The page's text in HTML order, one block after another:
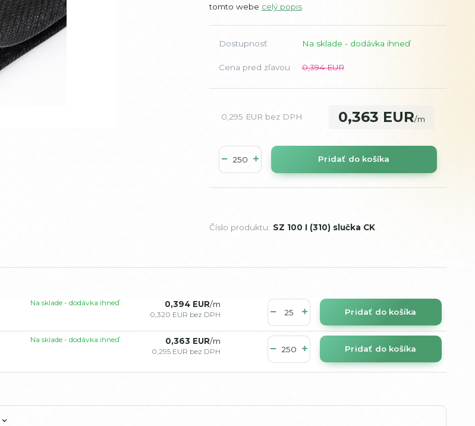
tomto webe celý popis
Dostupnosť Na sklade - dodávka ihneď
Cena pred zľavou 0,394 EUR
0,363 EUR/m
0,295 EUR bez DPH
Pridať do košíka
Číslo produktu: SZ 100 I (310) slučka CK
0,394 EUR/m
0,320 EUR bez DPH
Na sklade - dodávka ihneď
Pridať do košíka
0,363 EUR/m
0,295 EUR bez DPH
Na sklade - dodávka ihneď
Pridať do košíka